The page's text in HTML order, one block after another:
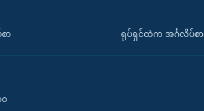
ာ ရုပ်ရှင်ထဲက အင်္ဂလိပ်စာ
၀